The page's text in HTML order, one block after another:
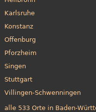
Karlsruhe
Konstanz
Offenburg
Pforzheim
Singen
Stuttgart
Villingen-Schwenningen
alle 533 Orte in Baden-